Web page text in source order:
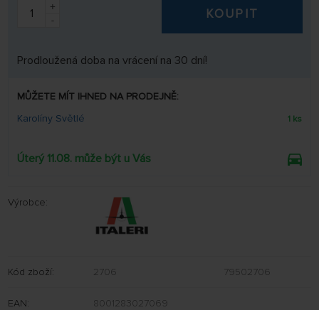
+
-
KOUPIT
Prodloužená doba na vrácení na 30 dní!
MŮŽETE MÍT IHNED NA PRODEJNĚ:
Karolíny Světlé
1 ks
Úterý 11.08. může být u Vás
Výrobce:
Kód zboží: 2706 79502706
EAN: 8001283027069